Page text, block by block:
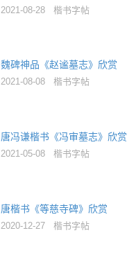
2021-08-28 楷书字帖
魏碑神品《赵谧墓志》欣赏
2021-08-08 楷书字帖
唐冯谦楷书《冯审墓志》欣赏
2021-05-08 楷书字帖
唐楷书《等慈寺碑》欣赏
2020-12-27 楷书字帖